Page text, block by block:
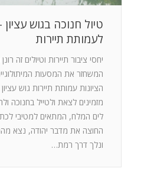
טיול חנוכה בגוש עציון
לעמותת תיירות
יחסי ציבור תיירות וטיולים זה
המשחזר את המסעות
הציונות עמותת תיירות גוש
מזמינים לצאת ולטייל בחנוכה
לים המלח, המתאים למטיבי
החוצה את מדבר יהודה, נצא
ונלך דרך רמת…